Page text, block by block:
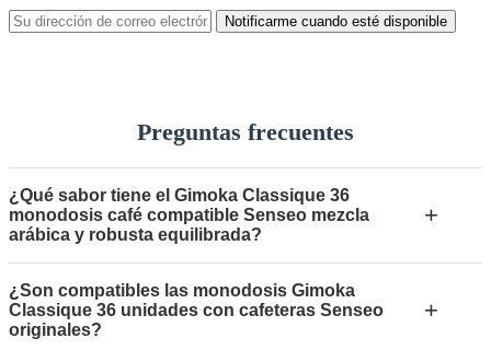
Notificarme cuando esté disponible
Preguntas frecuentes
¿Qué sabor tiene el Gimoka Classique 36
monodosis café compatible Senseo mezcla
arábica y robusta equilibrada?
+
¿Son compatibles las monodosis Gimoka
Classique 36 unidades con cafeteras Senseo
originales?
+